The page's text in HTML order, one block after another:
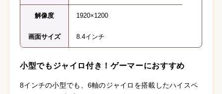
解像度 1920×1200
画面サイズ 8.4インチ
小型でもジャイロ付き！ゲーマーにおすすめ
8インチの小型でも、6軸のジャイロを搭載したハイスペ